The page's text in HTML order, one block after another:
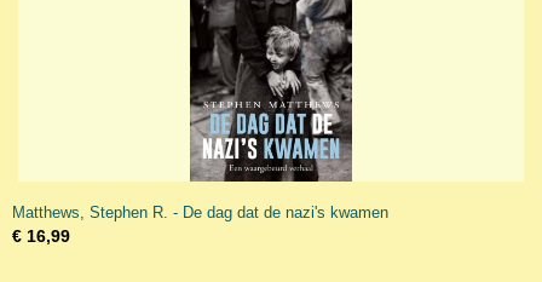
Matthews, Stephen R. - De dag dat de nazi's kwamen
€ 16,99